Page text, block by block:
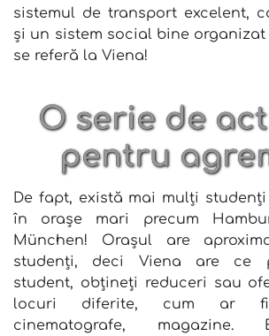
sistemul de transport excelent,
și un sistem social bine
se referă la Viena!
O serie de
pentru
De fapt, există mai mulți
în orașe mari precum
München! Orașul are
studenți, deci Viena are ce
student, obțineți reduceri sau
locuri diferite, cum ar fi
cinematografe, magazine.